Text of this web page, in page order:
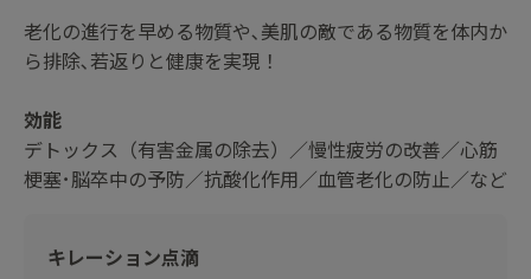
老化の進行を早める物質や､美肌の敵である物質を体内か
ら排除､若返りと健康を実現！
効能
デトックス（有害金属の除去）／慢性疲労の改善／心筋
梗塞･脳卒中の予防／抗酸化作用／血管老化の防止／など
キレーション点滴